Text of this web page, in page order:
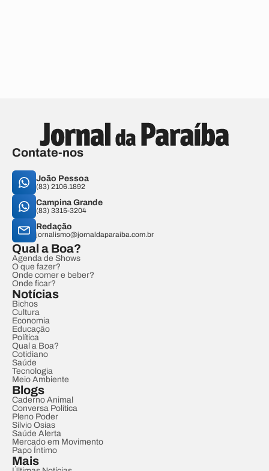
Contate-nos
João Pessoa
(83) 2106.1892
Campina Grande
(83) 3315-3204
Redação
jornalismo@jornaldaparaiba.com.br
Qual a Boa?
Agenda de Shows
O que fazer?
Onde comer e beber?
Onde ficar?
Notícias
Bichos
Cultura
Economia
Educação
Política
Qual a Boa?
Cotidiano
Saúde
Tecnologia
Meio Ambiente
Blogs
Caderno Animal
Conversa Política
Pleno Poder
Sílvio Osias
Saúde Alerta
Mercado em Movimento
Papo Íntimo
Mais